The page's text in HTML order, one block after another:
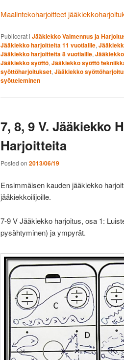
Maalintekoharjoitteet
Publicerat i Jääkiekko Valmennus ja
Jääkiekko harjoitteita 11 vuotiaille,
Jääkiekko harjoitteita 8 vuotiaille,
Jääkiekko syöttö, Jääkiekko syöttö
syöttöharjoitukset, Jääkiekko
syötteleminen
7, 8, 9 V. Jääkiekko
Harjoitteita
Posted on 2013/06/19
Ensimmäisen kauden jääkiekko
jääkiekkoilijoille.
7-9 V Jääkiekko harjoitus, osa 1:
pysähtyminen) ja ympyrät.